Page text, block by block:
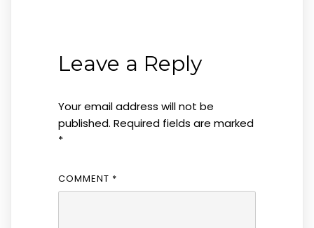
Leave a Reply
Your email address will not be
published. Required fields are marked
*
COMMENT *